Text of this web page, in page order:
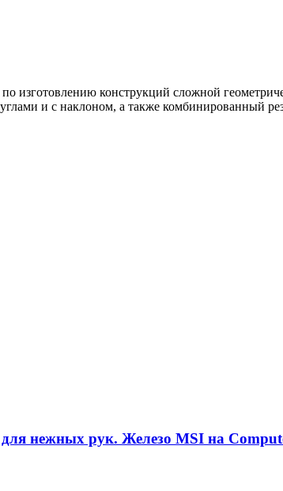
изготовлению конструкций сложной
и с наклоном, а также комбинированный
нежных рук. Железо MSI на